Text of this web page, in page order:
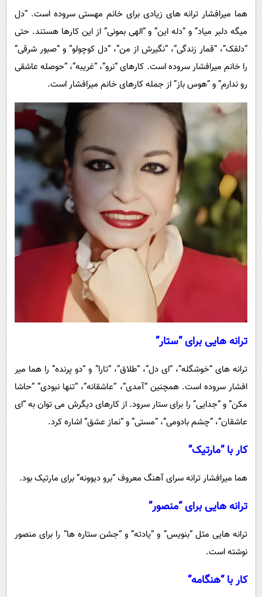
هما میرافشار ترانه های زیادی برای خانم مهستی سروده است. “دل
میگه دلبر میاد” و “دله این” و “الهی بمونی” از این کارها هستند. حتی
“دلقک”، “قمار زندگی”، “نگیرش از من”، “دل کوچولو” و “صبور شرقی”
را خانم میرافشار سروده است. کارهای “نرو”، “غریبه”، “حوصله عاشقی
رو ندارم” و “هوس باز” از جمله کارهای خانم میرافشار است.
ترانه هایی برای “ستار”
ترانه های “خوشگله”، “ای دل”، “طلاق”، “تارا” و “دو پرنده” را هما میر
افشار سروده است. همچنین “آمدی”، “عاشقانه”، “تنها نبودی” “حاشا
مکن” و “جدایی” را برای ستار سرود. از کارهای دیگرش می توان به “ای
عاشقان”، “چشم بادومی”، “مستی” و “نماز عشق” اشاره کرد.
کار با “مارتیک”
هما میرافشار ترانه سرای آهنگ معروف “برو دیوونه” برای مارتیک بود.
ترانه هایی برای “منصور”
ترانه هایی مثل “بنویس” و “یادته” و “جشن ستاره ها” را برای منصور
نوشته است.
کار با “هنگامه”